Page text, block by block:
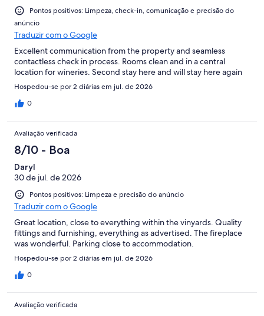
Pontos positivos: Limpeza, check-in, comunicação e precisão do
anúncio
Traduzir com o Google
Excellent communication from the property and seamless
contactless check in process. Rooms clean and in a central
location for wineries. Second stay here and will stay here again
Hospedou-se por 2 diárias em jul. de 2026
0
Avaliação verificada
8/10 - Boa
Daryl
30 de jul. de 2026
Pontos positivos: Limpeza e precisão do anúncio
Traduzir com o Google
Great location, close to everything within the vinyards. Quality
fittings and furnishing, everything as advertised. The fireplace
was wonderful. Parking close to accommodation.
Hospedou-se por 2 diárias em jul. de 2026
0
Avaliação verificada